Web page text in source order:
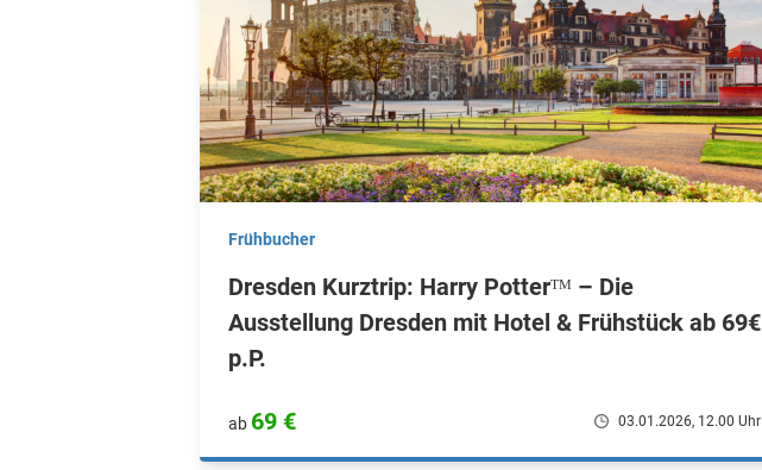
Frühbucher
Dresden Kurztrip: Harry Potterᵀᴹ – Die
Ausstellung Dresden mit Hotel & Frühstück ab 69€
p.P.
ab 69 € 03.01.2026, 12.00 Uhr